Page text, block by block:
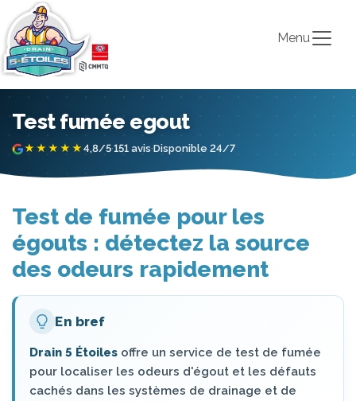
Menu
Test fumée egout
★★★★★ 4,8/5·151 avis·Disponible 24/7
Test de fumée pour les
égouts : détectez la source
des odeurs rapidement
En bref
Drain 5 Étoiles offre un service de test de fumée
pour localiser les odeurs d'égout et les défauts
cachés dans les systèmes de drainage et de